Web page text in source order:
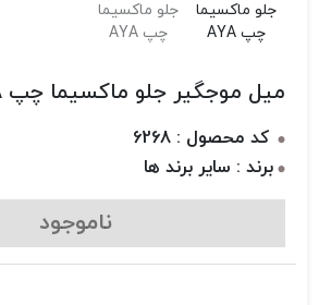
میل موجگیر جلو ماکسیما چپ AYA
کد محصول : 6268
برند : سایر برند ها
ناموجود